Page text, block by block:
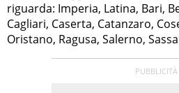
riguarda: Imperia, Latina, Bari,
Cagliari, Caserta, Catanzaro,
Oristano, Ragusa, Salerno,